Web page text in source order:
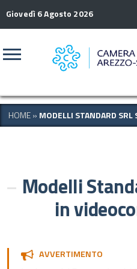
Giovedì 6 Agosto 2026
HOME» MODELLI STANDARD SRL
Modelli
in
AVVERTIMENTO